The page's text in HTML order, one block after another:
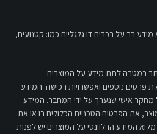
רב על רכבים דו גלגליים כמו: קטנועים,
במטרה לתת מידע על המוצרים
פרטים נוספים ואפשרויות רכישה. המידע
מחקר אישי שנערך על ידי המחבר. המידע
את הפרטים הטכניים הכלולים בו או את
המידע הרלוונטי על המוצרים יש לפנות